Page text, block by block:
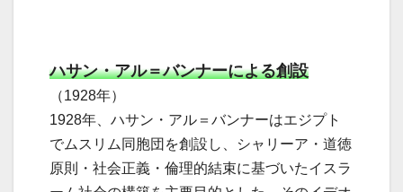
ハサン・アル＝バンナーによる創設
（1928年）
1928年、ハサン・アル＝バンナーはエジプト
でムスリム同胞団を創設し、シャリーア・道徳
原則・社会正義・倫理的結束に基づいたイスラ